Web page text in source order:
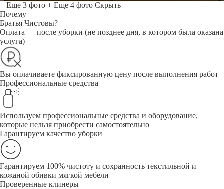
+ Еще 3 фото + Еще 4 фото Скрыть
Почему
Братья Чистовы?
Оплата — после уборки (не позднее дня, в котором была оказана
услуга)
Вы оплачиваете фиксированную цену после выполнения работ
Профессиональные средства
Используем профессиональные средства и оборудование,
которые нельзя приобрести самостоятельно
Гарантируем качество уборки
Гарантируем 100% чистоту и сохранность текстильной и
кожаной обивки мягкой мебели
Проверенные клинеры